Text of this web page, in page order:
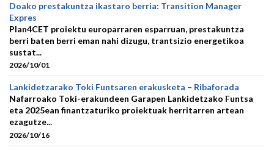
Doako prestakuntza ikastaro berria: Transition Manager
Expres
Plan4CET proiektu europarraren esparruan, prestakuntza
berri baten berri eman nahi dizugu, trantsizio energetikoa
sustat...
2026/10/01
Lankidetzarako Toki Funtsaren erakusketa – Ribaforada
Nafarroako Toki-erakundeen Garapen Lankidetzako Funtsa
eta 2025ean finantzaturiko proiektuak herritarren artean
ezagutze...
2026/10/16